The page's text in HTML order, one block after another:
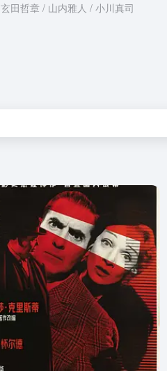
田哲章 / 山内雅人 / 小川真司